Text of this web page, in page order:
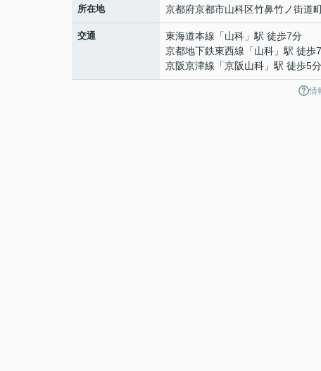
所在地 京都府京都市山科区竹鼻竹ノ街道
交通 東海道本線 「山科 」駅 徒歩7分
京都地下鉄東西線 「山科 」駅 徒歩
京阪京津線 「京阪山科 」駅 徒歩5分
情